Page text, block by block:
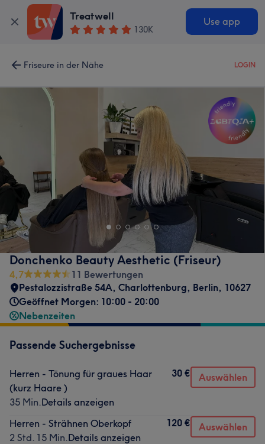
Treatwell
130K
Use app
Friseure in der Nähe LOGIN
Donchenko Beauty Aesthetic (Friseur)
4,7
11 Bewertungen
Pestalozzistraße 54A, Charlottenburg, Berlin, 10627
Geöffnet Morgen: 10:00 - 20:00
Nebenzeiten
Passende Suchergebnisse
Herren - Tönung für graues Haar
(kurz Haare )
35 Min.Details anzeigen
30 € Auswählen
Herren - Strähnen Oberkopf
2 Std. 15 Min.Details anzeigen
120 € Auswählen